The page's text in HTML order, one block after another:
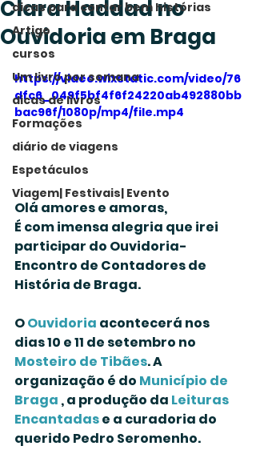
dicas para contar bem histórias
Artigo
cursos
Um livro por semana
dicas de livros
Formações
diário de viagens
Espetáculos
Viagem| Festivais| Evento
Clara Haddad no
Ouvidoria em Braga
https://video.wixstatic.com/video/76
dfc6_049f5bf4f6f24220ab492880bb
bac96f/1080p/mp4/file.mp4
Olá amores e amoras,
É com imensa alegria que irei
participar do Ouvidoria-
Encontro de Contadores de
História de Braga.
O Ouvidoria acontecerá nos
dias 10 e 11 de setembro no
Mosteiro de Tibães. A
organização é do Município de
Braga , a produção da Leituras
Encantadas e a curadoria do
querido Pedro Seromenho.